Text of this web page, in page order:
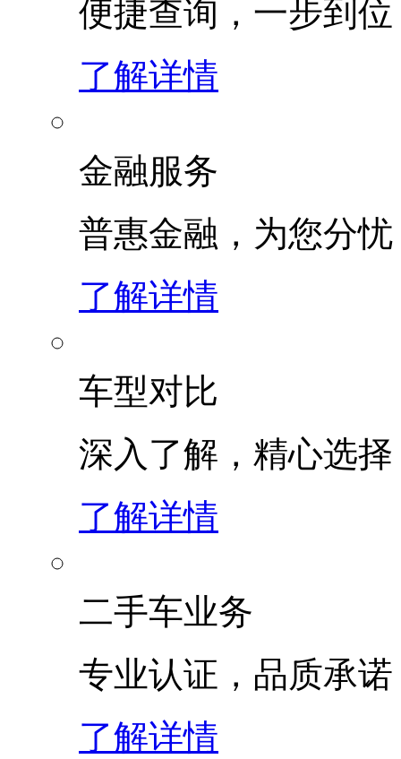
便捷查询，一步到位
了解详情
金融服务
普惠金融，为您分忧
了解详情
车型对比
深入了解，精心选择
了解详情
二手车业务
专业认证，品质承诺
了解详情